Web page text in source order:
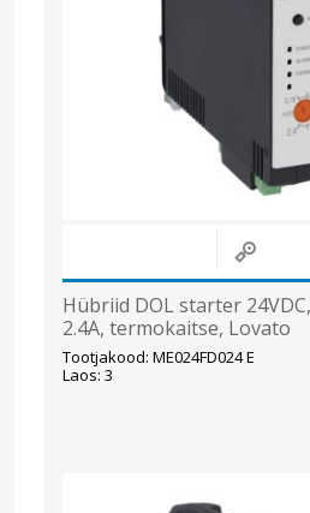
Hübriid DOL starter
2.4A, termokaitse, Lovato
Tootjakood: ME024FD024 E
Laos: 3